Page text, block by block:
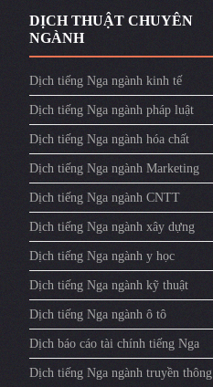
DỊCH THUẬT CHUYÊN
NGÀNH
Dịch tiếng Nga ngành kinh tế
Dịch tiếng Nga ngành pháp luật
Dịch tiếng Nga ngành hóa chất
Dịch tiếng Nga ngành Marketing
Dịch tiếng Nga ngành CNTT
Dịch tiếng Nga ngành xây dựng
Dịch tiếng Nga ngành y học
Dịch tiếng Nga ngành kỹ thuật
Dịch tiếng Nga ngành ô tô
Dịch báo cáo tài chính tiếng Nga
Dịch tiếng Nga ngành truyền thông